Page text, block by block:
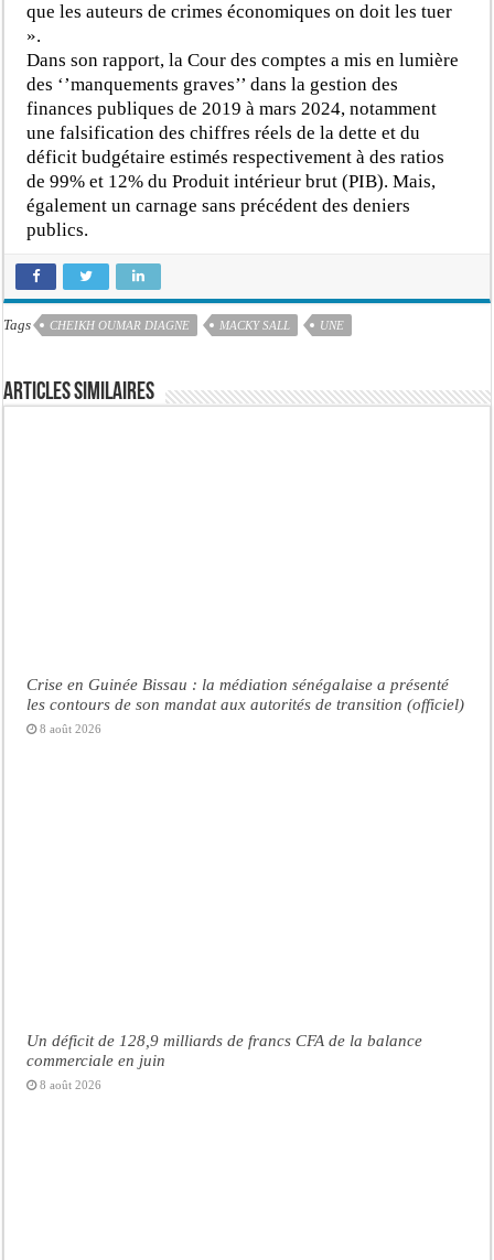
que les auteurs de crimes économiques on doit les tuer
».
Dans son rapport, la Cour des comptes a mis en lumière
des ‘’manquements graves’’ dans la gestion des
finances publiques de 2019 à mars 2024, notamment
une falsification des chiffres réels de la dette et du
déficit budgétaire estimés respectivement à des ratios
de 99% et 12% du Produit intérieur brut (PIB). Mais,
également un carnage sans précédent des deniers
publics.
Tags CHEIKH OUMAR DIAGNE MACKY SALL UNE
Articles similaires
Crise en Guinée Bissau : la médiation sénégalaise a présenté
les contours de son mandat aux autorités de transition (officiel)
8 août 2026
Un déficit de 128,9 milliards de francs CFA de la balance
commerciale en juin
8 août 2026